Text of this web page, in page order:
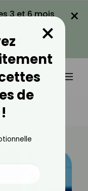
3 et 6 mois
×
?
de
×